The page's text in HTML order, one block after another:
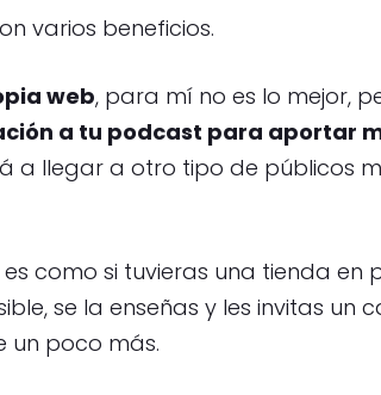
varios beneficios.
web, para mí no es lo mejor,
a tu podcast para aportar
a llegar a otro tipo de públicos
como si tuvieras una tienda
se la enseñas y les invitas un
poco más.